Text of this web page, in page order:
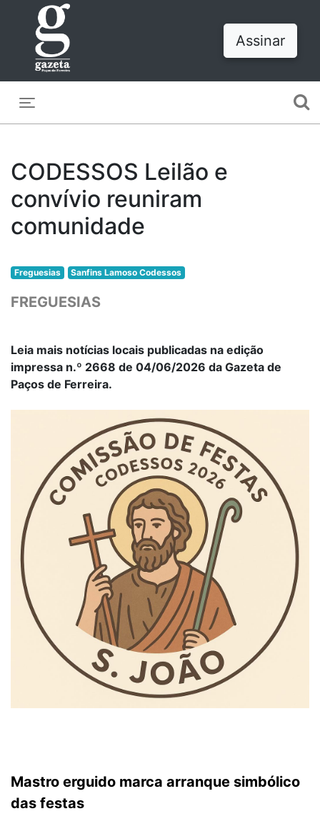
Assinar
CODESSOS Leilão e
convívio reuniram
comunidade
Freguesias Sanfins Lamoso Codessos
FREGUESIAS
Leia mais notícias locais publicadas na edição
impressa n.º 2668 de 04/06/2026 da Gazeta de
Paços de Ferreira.
Mastro erguido marca arranque simbólico
das festas